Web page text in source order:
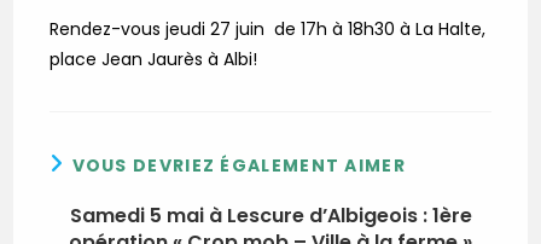
Rendez-vous jeudi 27 juin de 17h à 18h30 à La Halte,
place Jean Jaurès à Albi!
VOUS DEVRIEZ ÉGALEMENT AIMER
Samedi 5 mai à Lescure d’Albigeois : 1ère